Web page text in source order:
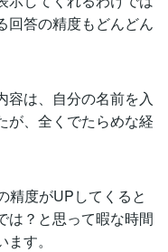
回答の精度もどんどん
容は、自分の名前を入
が、全くでたらめな経
精度がUPしてくると
は？と思って暇な時間
す。